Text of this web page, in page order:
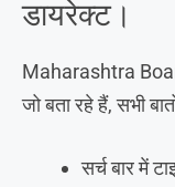
डायरेक्ट।
Maharashtra
जो बता रहे हैं, सभी
सर्च बार में